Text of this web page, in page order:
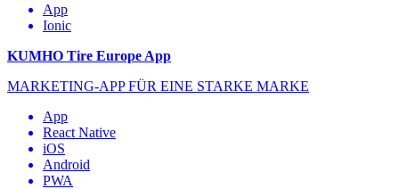
App
Ionic
KUMHO Tire Europe App
MARKETING-APP FÜR EINE STARKE MARKE
App
React Native
iOS
Android
PWA